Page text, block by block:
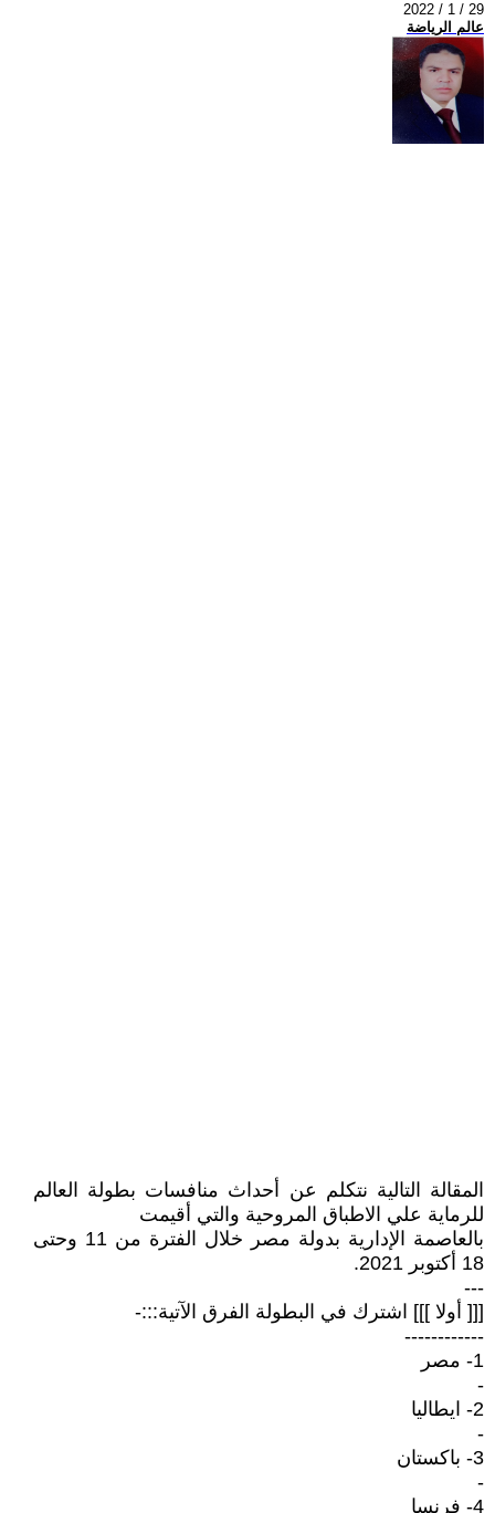
2022 / 1 / 29
عالم الرياضة
المقالة التالية نتكلم عن أحداث منافسات بطولة العالم
للرماية علي الاطباق المروحية والتي أقيمت
بالعاصمة الإدارية بدولة مصر خلال الفترة من 11 وحتى
18 أكتوبر 2021.
---
[[[ أولا ]]] اشترك في البطولة الفرق الآتية:::-
------------
1- مصر
-
2- ايطاليا
-
3- باكستان
-
4- فرنسا